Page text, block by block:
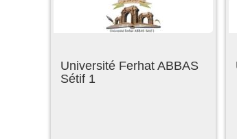
Université Ferhat ABBAS
Sétif 1